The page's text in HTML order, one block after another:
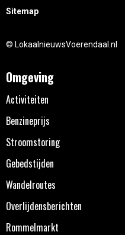
Sitemap
© LokaalnieuwsVoerendaal.nl
Omgeving
Activiteiten
Benzineprijs
Stroomstoring
Gebedstijden
Wandelroutes
Overlijdensberichten
Rommelmarkt